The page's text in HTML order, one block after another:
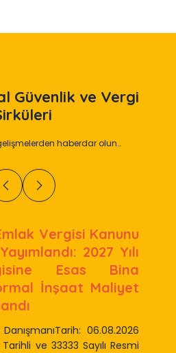
Güvenlik ve Vergi
haberdar olun…
Vergisi Kanunu
2027 Yılı
Esas Bina
İnşaat Maliyet
06.08.2026
ve 33333 Sayılı Resmi